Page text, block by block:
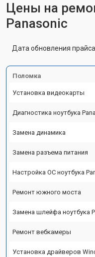
Цены на
Panasonic
Дата обновления
Поломка
Установка видеокарты
Диагностика ноутбука
Замена динамика
Замена разъема питания
Настройка ОС ноутбука
Ремонт южного моста
Замена шлейфа ноутбука
Ремонт вебкамеры
Установка драйверов